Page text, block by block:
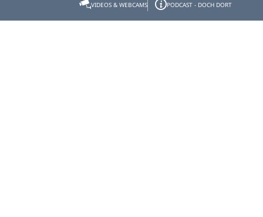
VIDEOS & WEBCAMS PODCAST - DOCH DORT